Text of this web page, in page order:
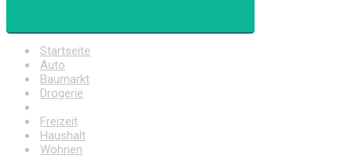
Startseite
Auto
Baumarkt
Drogerie
Freizeit
Haushalt
Wohnen